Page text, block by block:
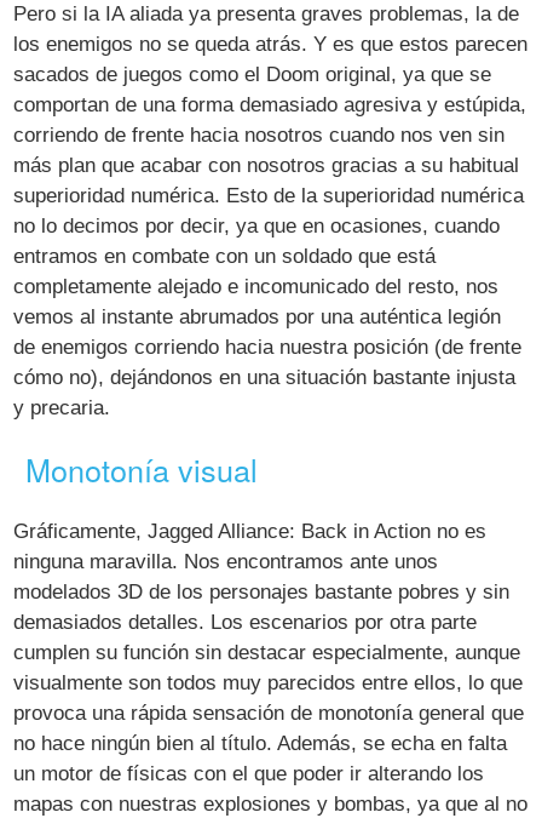
Pero si la IA aliada ya presenta graves problemas, la de
los enemigos no se queda atrás. Y es que estos parecen
sacados de juegos como el Doom original, ya que se
comportan de una forma demasiado agresiva y estúpida,
corriendo de frente hacia nosotros cuando nos ven sin
más plan que acabar con nosotros gracias a su habitual
superioridad numérica. Esto de la superioridad numérica
no lo decimos por decir, ya que en ocasiones, cuando
entramos en combate con un soldado que está
completamente alejado e incomunicado del resto, nos
vemos al instante abrumados por una auténtica legión
de enemigos corriendo hacia nuestra posición (de frente
cómo no), dejándonos en una situación bastante injusta
y precaria.
Monotonía visual
Gráficamente, Jagged Alliance: Back in Action no es
ninguna maravilla. Nos encontramos ante unos
modelados 3D de los personajes bastante pobres y sin
demasiados detalles. Los escenarios por otra parte
cumplen su función sin destacar especialmente, aunque
visualmente son todos muy parecidos entre ellos, lo que
provoca una rápida sensación de monotonía general que
no hace ningún bien al título. Además, se echa en falta
un motor de físicas con el que poder ir alterando los
mapas con nuestras explosiones y bombas, ya que al no